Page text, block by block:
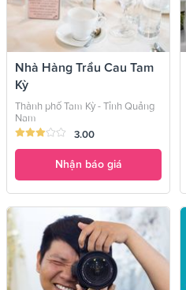
Nhà Hàng Trầu Cau Tam
Kỳ
Thành phố Tam Kỳ - Tỉnh Quảng
Nam
3.00
Nhận báo giá